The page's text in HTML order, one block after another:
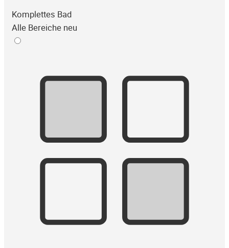
Komplettes Bad
Alle Bereiche neu